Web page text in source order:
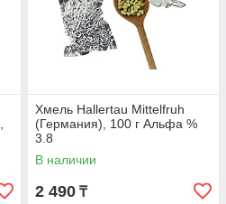
Хмель Hallertau Mittelfruh
(Германия), 100 г Альфа %
3.8
В наличии
2 490 ₸